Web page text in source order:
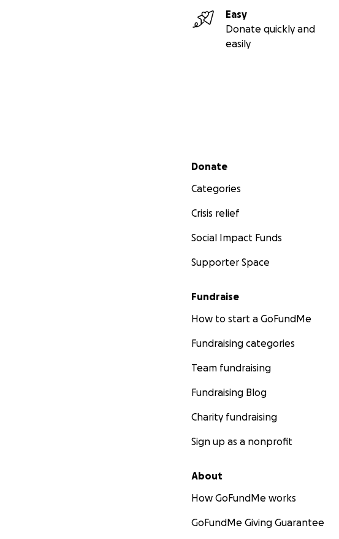
Easy
Donate quickly and
easily
Secondary menu
Donate
Categories
Crisis relief
Social Impact Funds
Supporter Space
Fundraise
How to start a GoFundMe
Fundraising categories
Team fundraising
Fundraising Blog
Charity fundraising
Sign up as a nonprofit
About
How GoFundMe works
GoFundMe Giving Guarantee